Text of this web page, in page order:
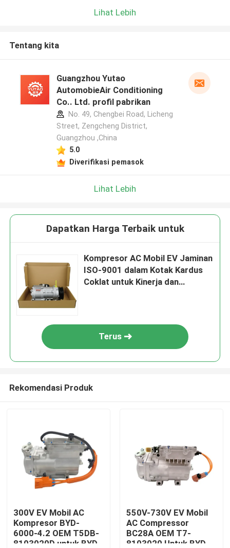
Lihat Lebih
Tentang kita
Guangzhou Yutao
AutomobieAir Conditioning
Co.. Ltd. profil pabrikan
No. 49, Chengbei Road, Licheng
Street, Zengcheng District,
Guangzhou ,China
5.0
Diverifikasi pemasok
Lihat Lebih
Dapatkan Harga Terbaik untuk
Kompresor AC Mobil EV Jaminan
ISO-9001 dalam Kotak Kardus
Coklat untuk Kinerja dan
Terus
Rekomendasi Produk
300V EV Mobil AC
Kompresor BYD-
6000-4.2 OEM T5DB-
8103020D untuk BYD
550V-730V EV Mobil
AC Compressor
BC28A OEM T7-
8103020 Untuk BYD